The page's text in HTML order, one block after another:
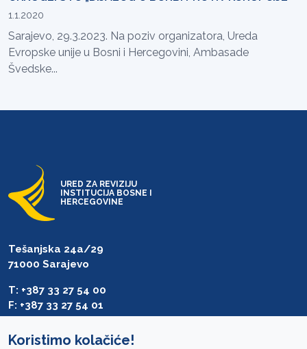
1.1.2020
Sarajevo, 29.3.2023. Na poziv organizatora, Ureda
Evropske unije u Bosni i Hercegovini, Ambasade
Švedske...
URED ZA REVIZIJU
INSTITUCIJA BOSNE I
HERCEGOVINE
Tešanjska 24a/29
71000 Sarajevo
T: +387 33 27 54 00
F: +387 33 27 54 01
Koristimo kolačiće!